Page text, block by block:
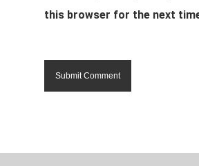
this browser for the next